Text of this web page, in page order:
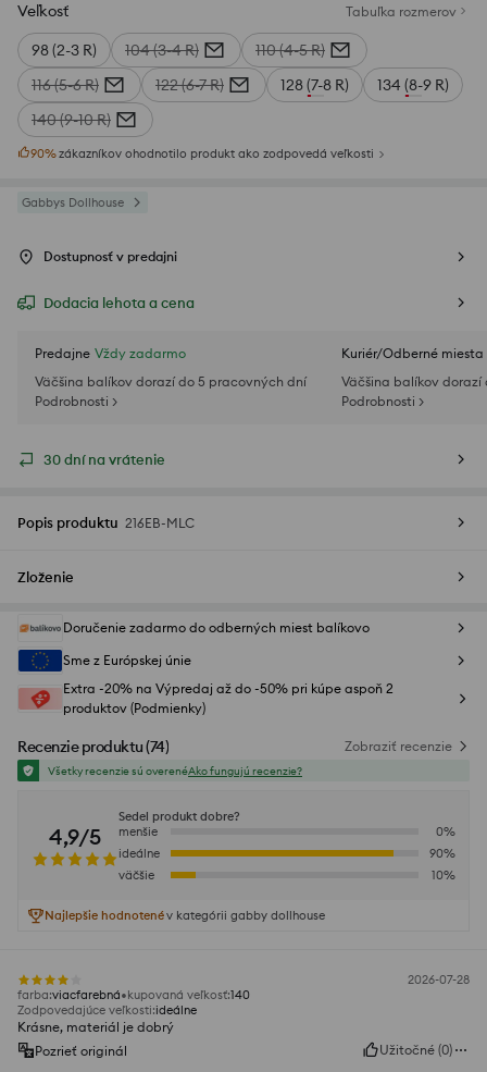
Veľkosť Tabuľka rozmerov
98 (2-3 R) 104 (3-4 R)
110 (4-5 R)
116 (5-6 R)
122 (6-7 R) 128 (7-8 R)
134 (8-9 R)
140 (9-10 R)
90%zákazníkov ohodnotilo produkt ako zodpovedá veľkosti
Gabbys Dollhouse
Dostupnosť v predajni
Dodacia lehota a cena
Predajne Vždy zadarmo
Väčšina balíkov dorazí do 5 pracovných dní
Podrobnosti >
Kuriér/Odberné miesta
Väčšina balíkov
Podrobnosti >
30 dní na vrátenie
Popis produktu 216EB-MLC
Zloženie
Doručenie zadarmo do odberných miest balíkovo
Sme z Európskej únie
Extra -20% na Výpredaj až do -50% pri kúpe aspoň 2
produktov (Podmienky)
Recenzie produktu(74) Zobraziť recenzie
Všetky recenzie sú overenéAko fungujú recenzie?
4,9/5
Sedel produkt dobre?
menšie
0%
ideálne
90%
väčšie
10%
Najlepšie hodnotenév kategórii gabby dollhouse
2026-07-28
farba:viacfarebná kupovaná veľkosť:140
Zodpovedajúce veľkosti:ideálne
Krásne, materiál je dobrý
Pozrieť originál
Užitočné (0)